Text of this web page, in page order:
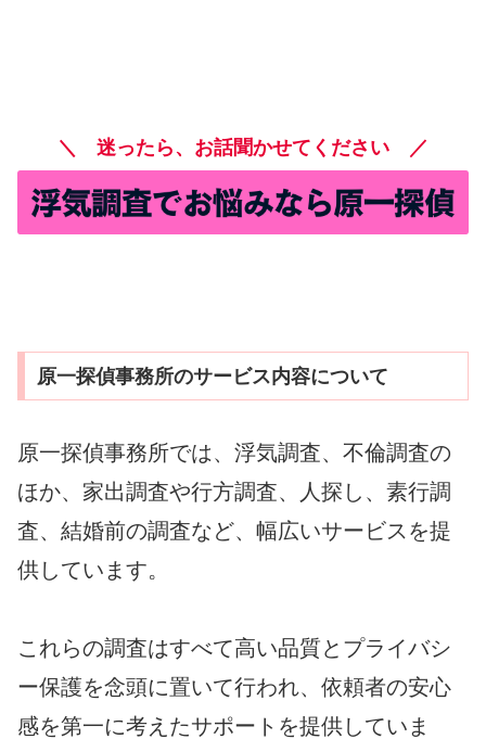
＼ 迷ったら、お話聞かせてください ／
原一探偵事務所のサービス内容について
原一探偵事務所では、浮気調査、不倫調査の
ほか、家出調査や行方調査、人探し、素行調
査、結婚前の調査など、幅広いサービスを提
供しています。
これらの調査はすべて高い品質とプライバシ
ー保護を念頭に置いて行われ、依頼者の安心
感を第一に考えたサポートを提供していま